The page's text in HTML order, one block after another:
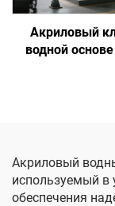
Акриловый
водной
Акриловый
используемый в
обеспечения